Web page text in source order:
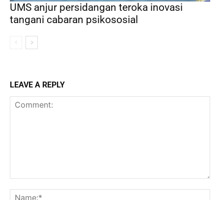
UMS anjur persidangan teroka inovasi
tangani cabaran psikososial
LEAVE A REPLY